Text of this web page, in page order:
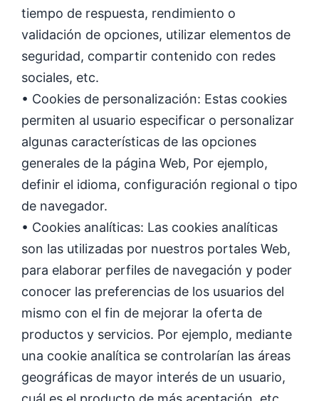
tiempo de respuesta, rendimiento o
validación de opciones, utilizar elementos de
seguridad, compartir contenido con redes
sociales, etc.
• Cookies de personalización: Estas cookies
permiten al usuario especificar o personalizar
algunas características de las opciones
generales de la página Web, Por ejemplo,
definir el idioma, configuración regional o tipo
de navegador.
• Cookies analíticas: Las cookies analíticas
son las utilizadas por nuestros portales Web,
para elaborar perfiles de navegación y poder
conocer las preferencias de los usuarios del
mismo con el fin de mejorar la oferta de
productos y servicios. Por ejemplo, mediante
una cookie analítica se controlarían las áreas
geográficas de mayor interés de un usuario,